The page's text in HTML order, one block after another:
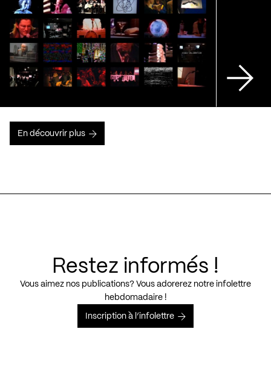
En découvrir plus
Restez informés !
Vous aimez nos publications? Vous adorerez notre infolettre
hebdomadaire !
Inscription à l’infolettre